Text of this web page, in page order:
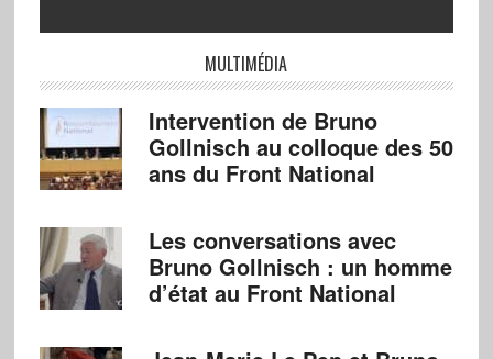
MULTIMÉDIA
Intervention de Bruno
Gollnisch au colloque des 50
ans du Front National
Les conversations avec
Bruno Gollnisch : un homme
d’état au Front National